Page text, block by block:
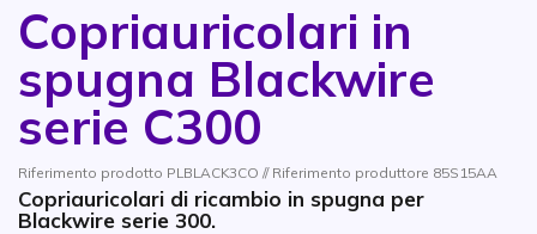
Copriauricolari in
spugna Blackwire
serie C300
Riferimento prodotto PLBLACK3CO // Riferimento produttore 85S15AA
Copriauricolari di ricambio in spugna per
Blackwire serie 300.
Vai all'inizio della galleria di immagini